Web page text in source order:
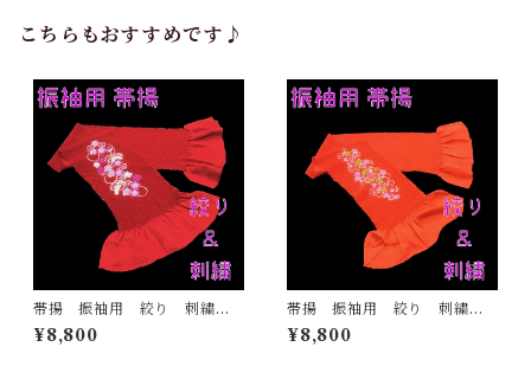
こちらもおすすめです♪
帯揚 振袖用 絞り 刺繍
赤 正絹 日本製 着物 ふ
りそで ママ振 成人式
¥8,800
帯揚 振袖用 絞り 刺繍
オレンジ 正絹 日本製 着
物 ふりそで ママ振 成人
¥8,800